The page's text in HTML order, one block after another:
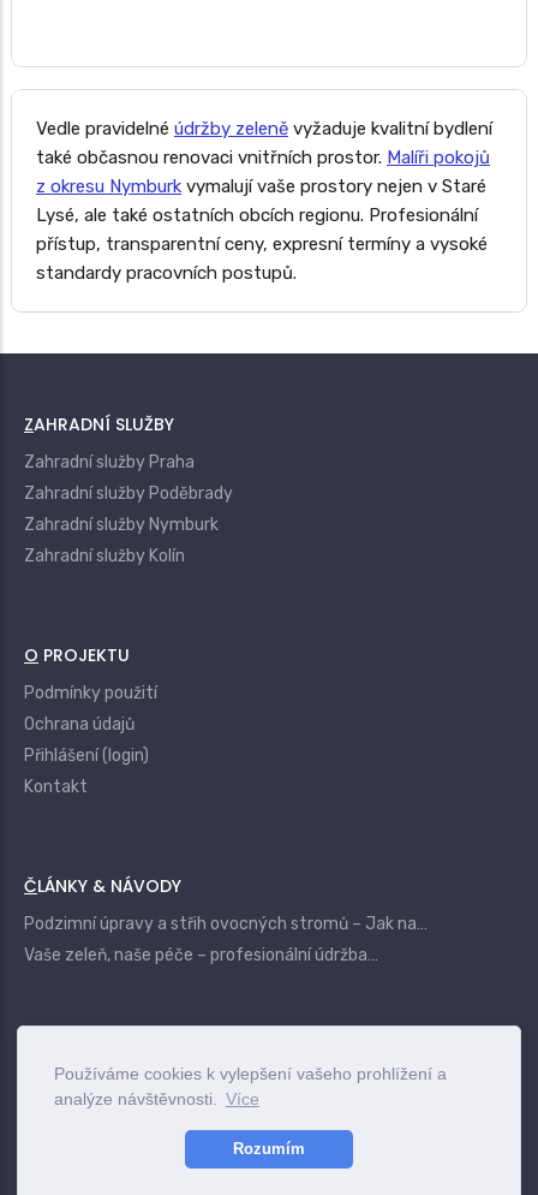
Používáme cookies k vylepšení vašeho prohlížení a
analýze návštěvnosti.
Více
Rozumím
Vedle pravidelné údržby zeleně vyžaduje kvalitní bydlení
také občasnou renovaci vnitřních prostor. Malíři pokojů
z okresu Nymburk vymalují vaše prostory nejen v Staré
Lysé, ale také ostatních obcích regionu. Profesionální
přístup, transparentní ceny, expresní termíny a vysoké
standardy pracovních postupů.
ZAHRADNÍ SLUŽBY
Zahradní služby Praha
Zahradní služby Poděbrady
Zahradní služby Nymburk
Zahradní služby Kolín
O PROJEKTU
Podmínky použití
Ochrana údajů
Přihlášení (login)
Kontakt
ČLÁNKY & NÁVODY
Podzimní úpravy a střih ovocných stromů – Jak na…
Vaše zeleň, naše péče – profesionální údržba…
www.vszahrady.cz